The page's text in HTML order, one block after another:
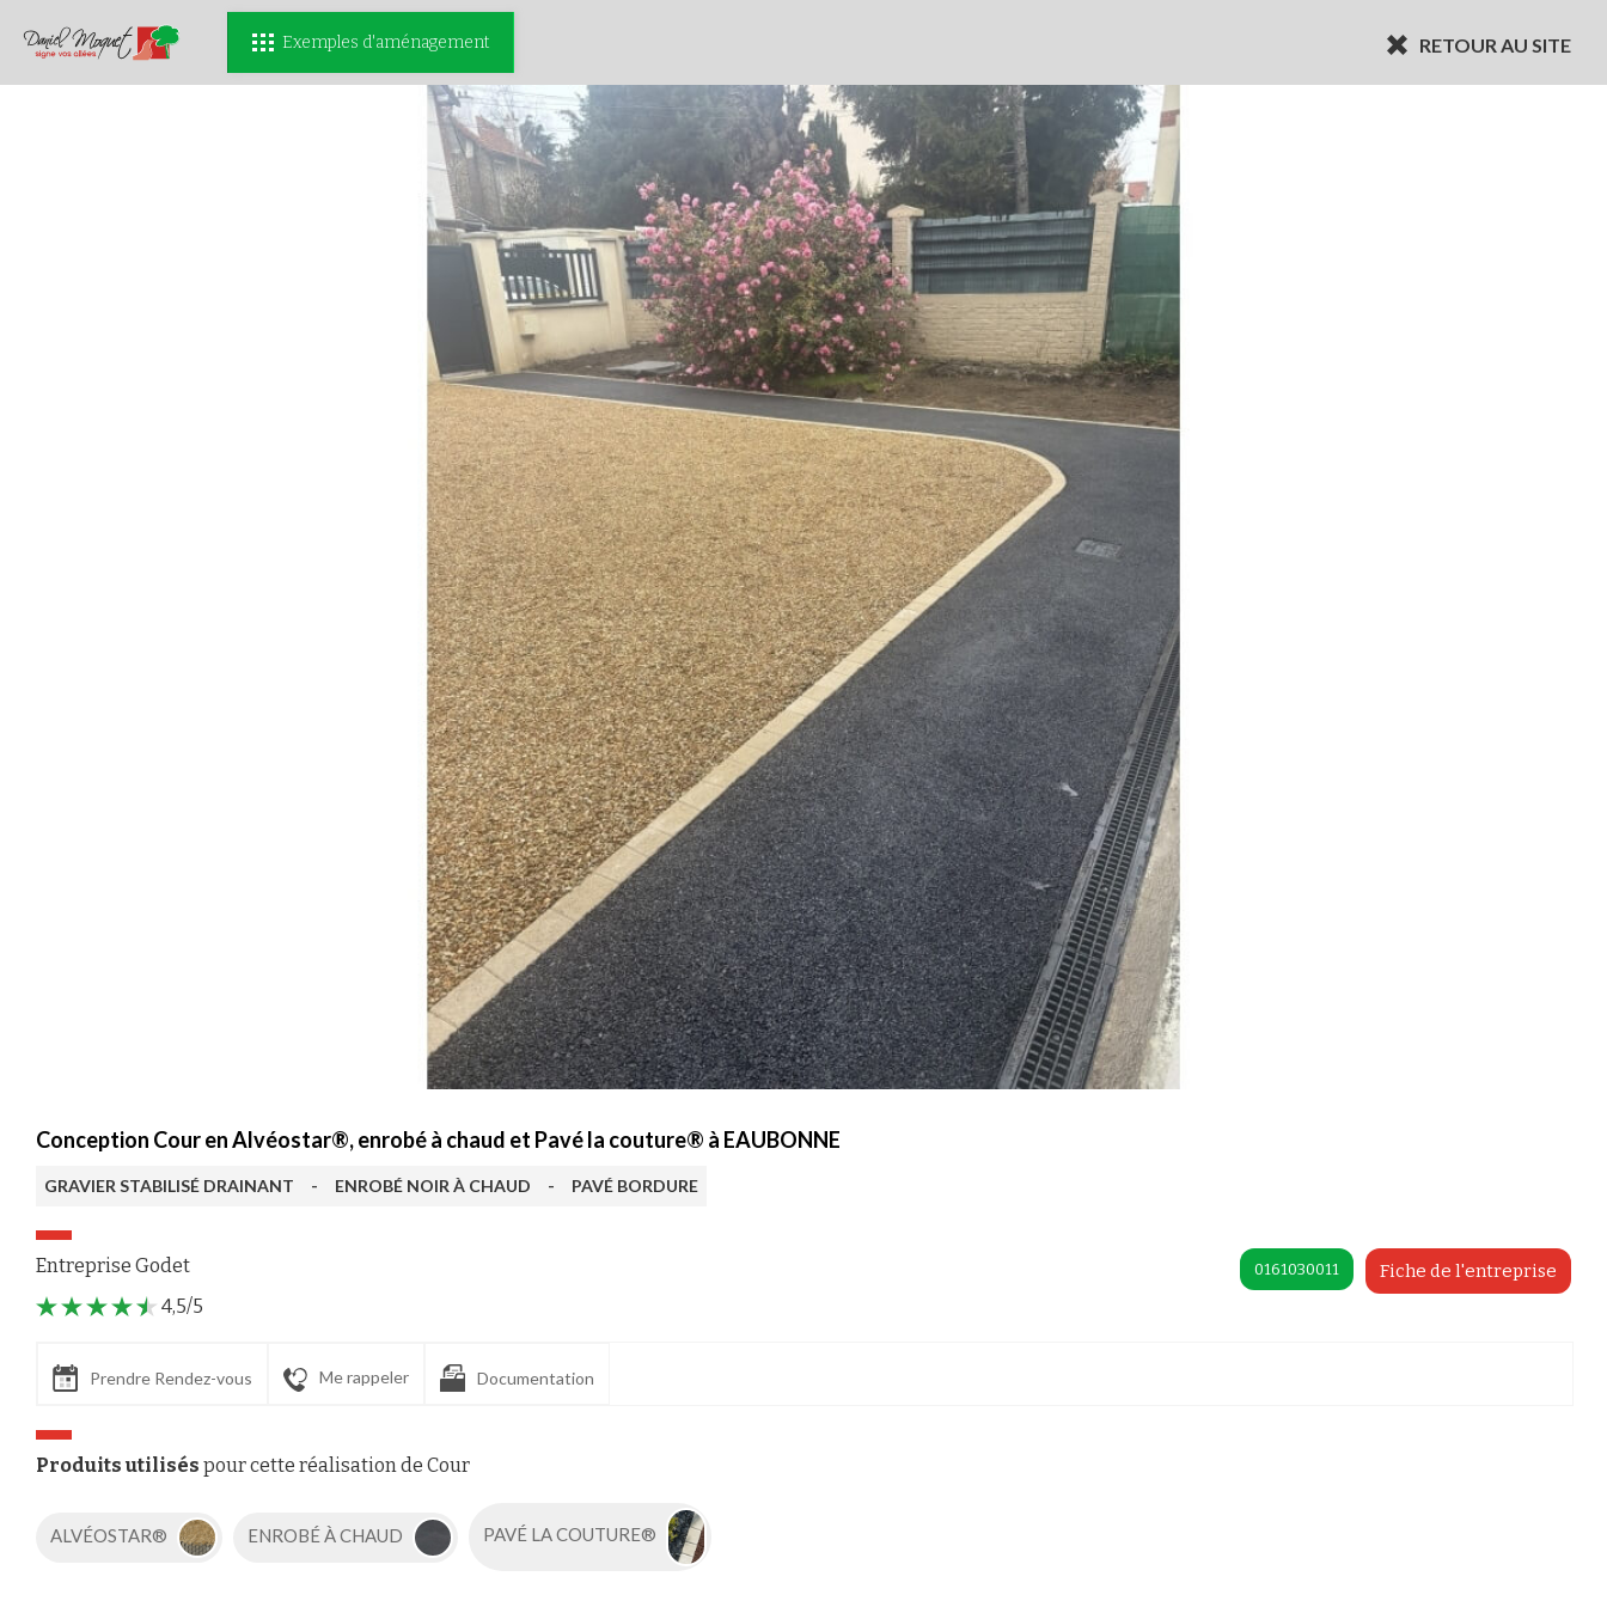
RETOUR AU SITE
Exemples d'aménagement
Conception Cour en Alvéostar®, enrobé à chaud et Pavé la couture® à EAUBONNE
GRAVIER STABILISÉ DRAINANT - ENROBÉ NOIR À CHAUD - PAVÉ BORDURE
Entreprise Godet Fiche de l'entreprise
0161030011
4,5/5
Prendre Rendez-vous Me rappeler Documentation
Produits utilisés pour cette réalisation de Cour
ALVÉOSTAR® ENROBÉ À CHAUD PAVÉ LA COUTURE®